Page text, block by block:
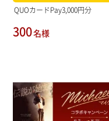
QUOカードPay3,000円分
300名様